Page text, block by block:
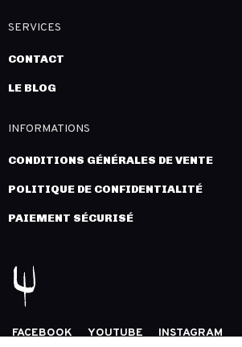
SERVICES
CONTACT
LE BLOG
INFORMATIONS
CONDITIONS GÉNÉRALES DE VENTE
POLITIQUE DE CONFIDENTIALITÉ
PAIEMENT SÉCURISÉ
FACEBOOK YOUTUBE INSTAGRAM